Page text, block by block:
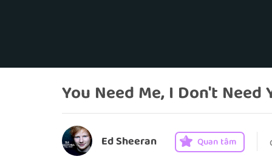
You Need Me, I Don't Need
Ed Sheeran Quan tâm